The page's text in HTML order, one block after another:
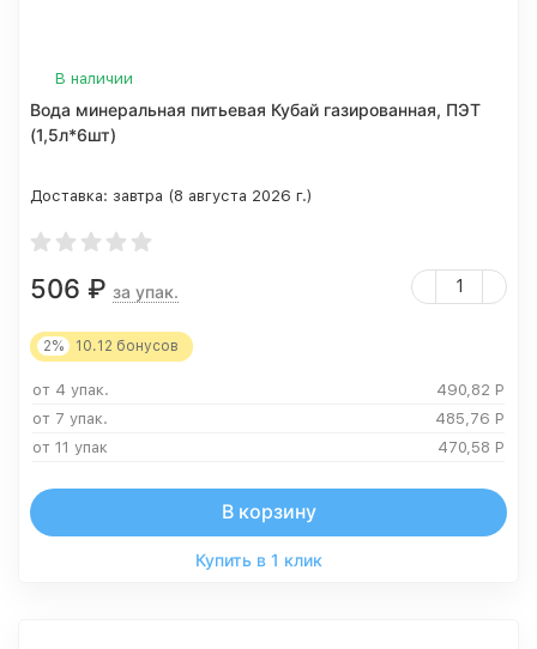
В наличии
Вода минеральная питьевая Кубай газированная, ПЭТ
(1,5л*6шт)
Доставка: завтра (8 августа 2026 г.)
506 ₽ за упак.
2% 10.12 бонусов
от 4 упак. 490,82 Р
от 7 упак.
485,76 Р
от 11 упак
470,58 Р
В корзину
Купить в 1 клик